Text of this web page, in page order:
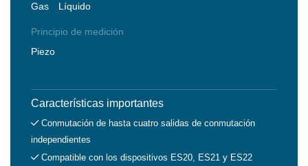
Gas
Líquido
Principio de medición
Piezo
Características importantes
Conmutación de hasta cuatro salidas de conmutación
independientes
Compatible con los dispositivos ES20, ES21 y ES22